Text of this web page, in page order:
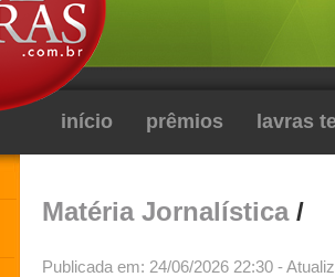
início prêmios lavras
Matéria Jornalística/
Publicada em: 24/06/2026 22:30 -